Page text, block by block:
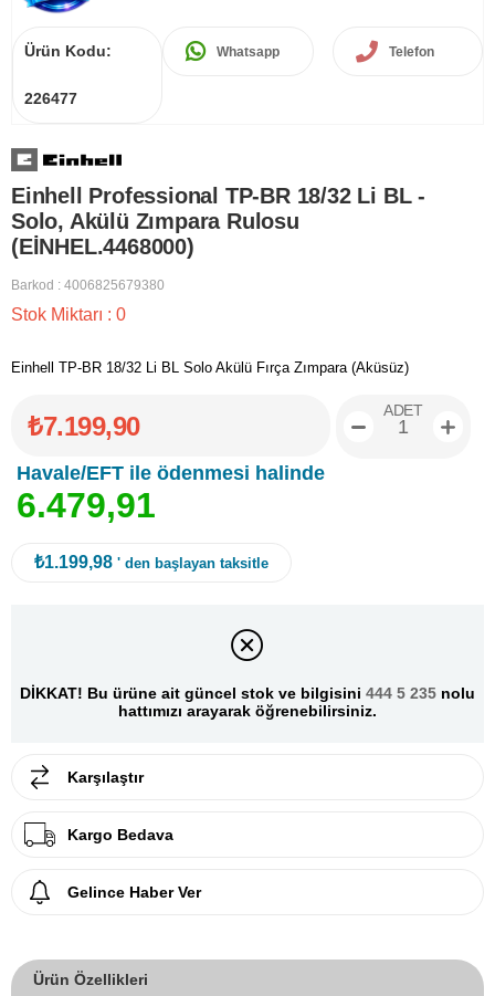
Ürün Kodu:
226477
Whatsapp Telefon
Einhell Professional TP-BR 18/32 Li BL -
Solo, Akülü Zımpara Rulosu
(EİNHEL.4468000)
Barkod : 4006825679380
Stok Miktarı : 0
Einhell TP-BR 18/32 Li BL Solo Akülü Fırça Zımpara (Aküsüz)
₺7.199,90
Havale/EFT ile ödenmesi halinde
6.479,91
ADET
₺1.199,98 ' den başlayan taksitle
DİKKAT! Bu ürüne ait güncel stok ve bilgisini 444 5 235 nolu
hattımızı arayarak öğrenebilirsiniz.
Karşılaştır
Kargo Bedava
Gelince Haber Ver
Ürün Özellikleri